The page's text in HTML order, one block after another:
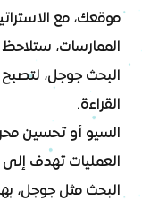
موقعك، مع
الممارسات،
البحث جوجل، لتصبح
القراءة.
العمليات تهدف
البحث مثل جوجل،